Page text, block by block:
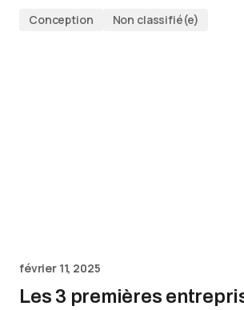
Conception Non classifié(e)
février 11, 2025
Les 3 premières